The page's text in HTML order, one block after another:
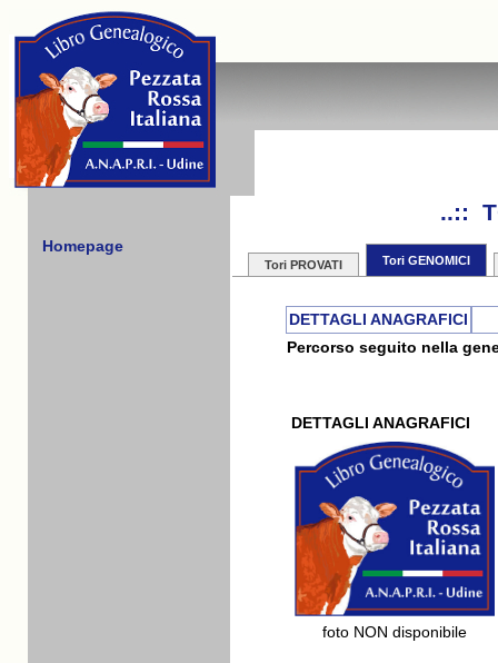
Homepage
..::
Tori PROVATI Tori GENOMICI
DETTAGLI ANAGRAFICI
Percorso seguito nella
DETTAGLI ANAGRAFICI
foto NON disponibile